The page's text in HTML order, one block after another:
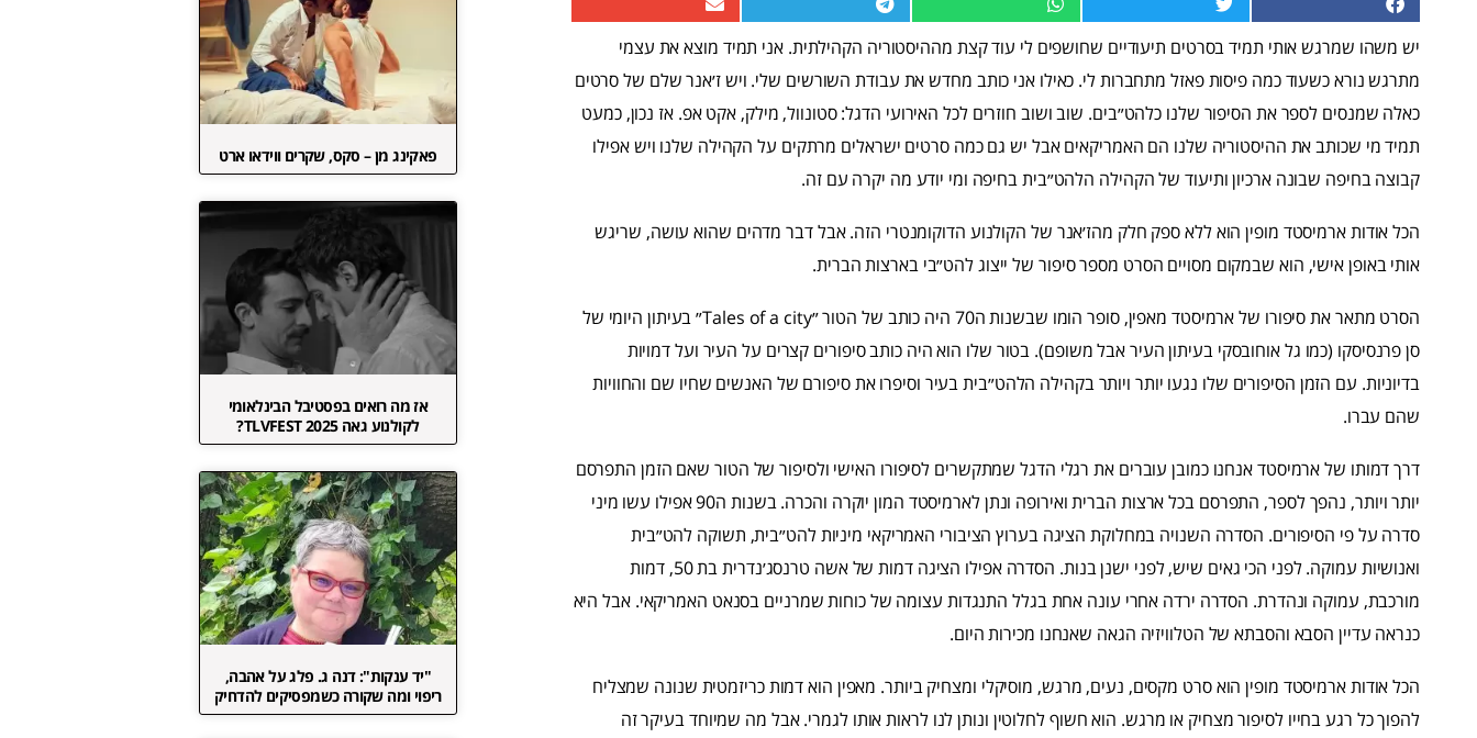
יש משהו שמרגש אותי תמיד בסרטים תיעודיים שחושפים לי עוד קצת מההיסטוריה הקהילתית. אני תמיד מוצא את עצמי
מתרגש נורא כשעוד כמה פיסות פאזל מתחברות לי. כאילו אני כותב מחדש את עבודת השורשים שלי. ויש ז׳אנר שלם של סרטים
כאלה שמנסים לספר את הסיפור שלנו כלהט״בים. שוב ושוב חוזרים לכל האירועי הדגל: סטונוול, מילק, אקט אפ. אז נכון, כמעט
תמיד מי שכותב את ההיסטוריה שלנו הם האמריקאים אבל יש גם כמה סרטים ישראלים מרתקים על הקהילה שלנו ויש אפילו
קבוצה בחיפה שבונה ארכיון ותיעוד של הקהילה הלהט״בית בחיפה ומי יודע מה יקרה עם זה.
הכל אודות ארמיסטד מופין הוא ללא ספק חלק מהז׳אנר של הקולנוע הדוקומנטרי הזה. אבל דבר מדהים שהוא עושה, שריגש
אותי באופן אישי, הוא שבמקום מסויים הסרט מספר סיפור של ייצוג להט״בי בארצות הברית.
הסרט מתאר את סיפורו של ארמיסטד מאפין, סופר הומו שבשנות ה70 היה כותב של הטור ״Tales of a city״ בעיתון היומי של
סן פרנסיסקו (כמו גל אוחובסקי בעיתון העיר אבל משופם). בטור שלו הוא היה כותב סיפורים קצרים על העיר ועל דמויות
בדיוניות. עם הזמן הסיפורים שלו נגעו יותר ויותר בקהילה הלהט״בית בעיר וסיפרו את סיפורם של האנשים שחיו שם והחוויות
שהם עברו.
דרך דמותו של ארמיסטד אנחנו כמובן עוברים את רגלי הדגל שמתקשרים לסיפורו האישי ולסיפור של הטור שאם הזמן התפרסם
יותר ויותר, נהפך לספר, התפרסם בכל ארצות הברית ואירופה ונתן לארמיסטד המון יוקרה והכרה. בשנות ה90 אפילו עשו מיני
סדרה על פי הסיפורים. הסדרה השנויה במחלוקת הציגה בערוץ הציבורי האמריקאי מיניות להט״בית, תשוקה להט״בית
ואנושיות עמוקה. לפני הכי גאים שיש, לפני ישנן בנות. הסדרה אפילו הציגה דמות של אשה טרנסג׳נדרית בת 50, דמות
מורכבת, עמוקה ונהדרת. הסדרה ירדה אחרי עונה אחת בגלל התנגדות עצומה של כוחות שמרניים בסנאט האמריקאי. אבל היא
כנראה עדיין הסבא והסבתא של הטלוויזיה הגאה שאנחנו מכירות היום.
הכל אודות ארמיסטד מופין הוא סרט מקסים, נעים, מרגש, מוסיקלי ומצחיק ביותר. מאפין הוא דמות כריזמטית שנונה שמצליח
להפוך כל רגע בחייו לסיפור מצחיק או מרגש. הוא חשוף לחלוטין ונותן לנו לראות אותו לגמרי. אבל מה שמיוחד בעיקר זה
פאקינג מן – סקס, שקרים ווידאו ארט
אז מה רואים בפסטיבל הבינלאומי
לקולנוע גאה TLVFEST 2025?
"יד ענקות": דנה ג. פלג על אהבה,
ריפוי ומה שקורה כשמפסיקים להדחיק